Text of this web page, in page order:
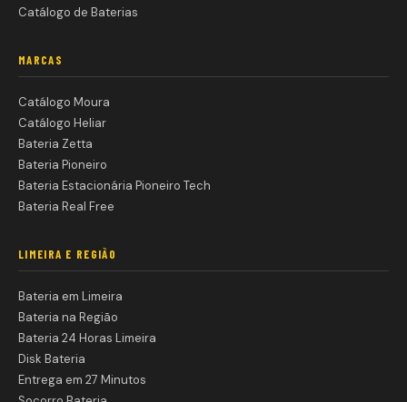
Catálogo de Baterias
MARCAS
Catálogo Moura
Catálogo Heliar
Bateria Zetta
Bateria Pioneiro
Bateria Estacionária Pioneiro Tech
Bateria Real Free
LIMEIRA E REGIÃO
Bateria em Limeira
Bateria na Região
Bateria 24 Horas Limeira
Disk Bateria
Entrega em 27 Minutos